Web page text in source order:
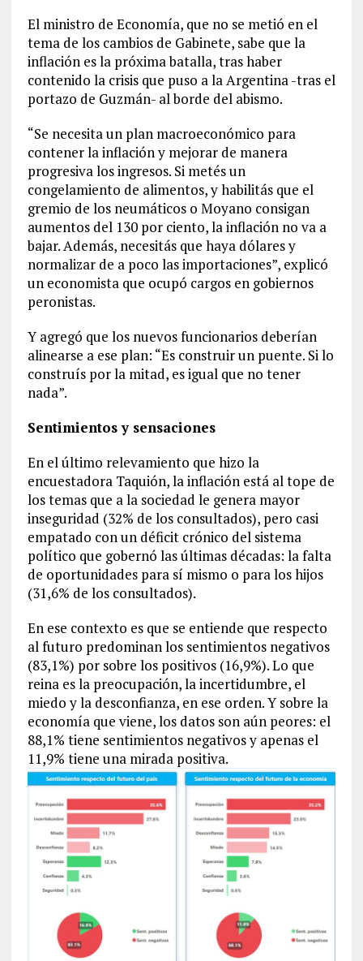
El ministro de Economía, que no se metió en el
tema de los cambios de Gabinete, sabe que la
inflación es la próxima batalla, tras haber
contenido la crisis que puso a la Argentina -tras el
portazo de Guzmán- al borde del abismo.
“Se necesita un plan macroeconómico para
contener la inflación y mejorar de manera
progresiva los ingresos. Si metés un
congelamiento de alimentos, y habilitás que el
gremio de los neumáticos o Moyano consigan
aumentos del 130 por ciento, la inflación no va a
bajar. Además, necesitás que haya dólares y
normalizar de a poco las importaciones”, explicó
un economista que ocupó cargos en gobiernos
peronistas.
Y agregó que los nuevos funcionarios deberían
alinearse a ese plan: “Es construir un puente. Si lo
construís por la mitad, es igual que no tener
nada”.
Sentimientos y sensaciones
En el último relevamiento que hizo la
encuestadora Taquión, la inflación está al tope de
los temas que a la sociedad le genera mayor
inseguridad (32% de los consultados), pero casi
empatado con un déficit crónico del sistema
político que gobernó las últimas décadas: la falta
de oportunidades para sí mismo o para los hijos
(31,6% de los consultados).
En ese contexto es que se entiende que respecto
al futuro predominan los sentimientos negativos
(83,1%) por sobre los positivos (16,9%). Lo que
reina es la preocupación, la incertidumbre, el
miedo y la desconfianza, en ese orden. Y sobre la
economía que viene, los datos son aún peores: el
88,1% tiene sentimientos negativos y apenas el
11,9% tiene una mirada positiva.